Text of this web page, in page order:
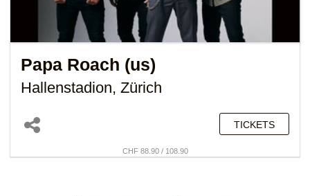
Papa Roach (us)
Hallenstadion, Zürich
TICKETS
CHF 88.90 / 108.90